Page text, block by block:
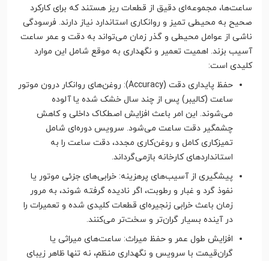
ساعت‌ها، مجموعه‌ای دقیق از قطعات ریز هستند که برای کارکرد
صحیح به محیطی تمیز و روانکاری استاندارد نیاز دارند. فرسودگی
ناشی از عوامل محیطی و گذر زمان می‌تواند به دقت و عمر ساعت
آسیب بزند. اهمیت تعمیر و نگهداری به موقع شامل این موارد
کلیدی است:
حفظ پایداری دقت (Accuracy): روغن‌های روانکار درون موتور
ساعت (کالیبر) پس از چند سال خشک شده یا آلوده
می‌شوند. این امر باعث افزایش اصطکاک داخلی و کاهش
چشمگیر دقت ساعت می‌شود. سرویس دوره‌ای شامل
تمیزکاری کامل و روغن‌کاری مجدد، دقت ساعت را به
استانداردهای کارخانه بازمی‌گرداند.
پیشگیری از آسیب‌های پرهزینه: خرابی‌های جزئی موتور یا
نفوذ گرد و غبار و رطوبت، اگر نادیده گرفته شوند، به مرور
زمان باعث خرابی زنجیره‌ای قطعات کلیدی شده و تعمیرات را
در آینده بسیار گران‌تر و سخت‌تر می‌کنند.
افزایش طول عمر و حفظ میراث: ساعت‌های میراثی یا
گران‌قیمت با سرویس و نگهداری منظم، نه تنها ظاهر زیبای